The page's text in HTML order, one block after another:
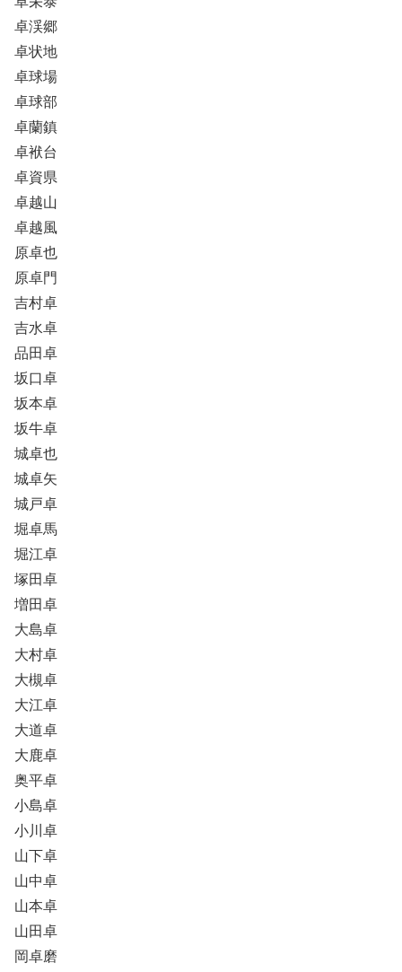
卓渓郷
卓状地
卓球場
卓球部
卓蘭鎮
卓袱台
卓資県
卓越山
卓越風
原卓也
原卓門
吉村卓
吉水卓
品田卓
坂口卓
坂本卓
坂牛卓
城卓也
城卓矢
城戸卓
堀卓馬
堀江卓
塚田卓
増田卓
大島卓
大村卓
大槻卓
大江卓
大道卓
大鹿卓
奥平卓
小島卓
小川卓
山下卓
山中卓
山本卓
山田卓
岡卓磨